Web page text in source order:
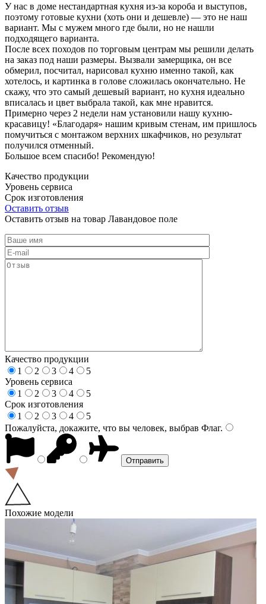
У нас в доме нестандартная кухня из-за короба и выступов,
поэтому готовые кухни (хоть они и дешевле) — это не наш
вариант. Мы с мужем много где были, но не нашли
подходящего варианта.
После всех походов по торговым центрам мы решили делать
на заказ под наши размеры. Вызвали замерщика, он все
обмерил, посчитал, нарисовал кухню именно такой, как
хотелось, и картинка в голове сложилась окончательно. Не
скажу, что это самый дешевый вариант, но кухня идеально
вписалась и цвет выбрала такой, как мне нравится.
Примерно через 2 недели нам установили нашу кухню-
красавицу! «Благодаря» нашим кривым стенам, им пришлось
помучиться с монтажом верхних шкафчиков, но результат
получился отменный.
Большое всем спасибо! Рекомендую!
Качество продукции
Уровень сервиса
Срок изготовления
Оставить отзыв
Оставить отзыв на товар Лавандовое поле
Качество продукции
1
2 3 4
5
Уровень сервиса
1
2 3 4
5
Срок изготовления
1
2 3 4
5
Пожалуйста, докажите, что вы человек, выбрав Флаг.
Похожие модели